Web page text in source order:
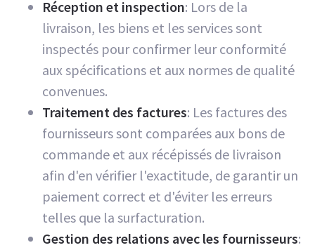
Réception et inspection: Lors de la
livraison, les biens et les services sont
inspectés pour confirmer leur conformité
aux spécifications et aux normes de qualité
convenues.
Traitement des factures: Les factures des
fournisseurs sont comparées aux bons de
commande et aux récépissés de livraison
afin d'en vérifier l'exactitude, de garantir un
paiement correct et d'éviter les erreurs
telles que la surfacturation.
Gestion des relations avec les fournisseurs: